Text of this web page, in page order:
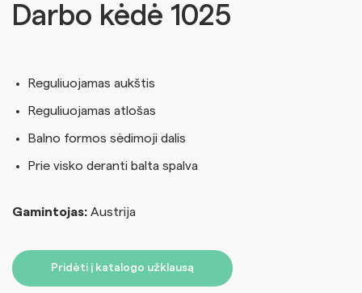
Darbo kėdė 1025
Reguliuojamas aukštis
Reguliuojamas atlošas
Balno formos sėdimoji dalis
Prie visko deranti balta spalva
Gamintojas: Austrija
Pridėti į katalogo užklausą